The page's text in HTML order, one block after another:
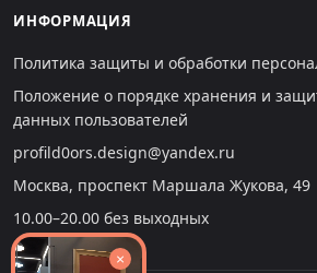
ИНФОРМАЦИЯ
Политика защиты и обработки
Положение о порядке хранения и
данных пользователей
profild0ors.design@yandex.ru
Москва, проспект Маршала Жукова, 49
10.00–20.00 без выходных
×